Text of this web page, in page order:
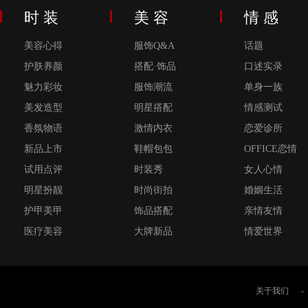
时 装
美容心得
护肤养颜
魅力彩妆
美发造型
香氛物语
新品上市
试用点评
明星扮靓
护甲美甲
医疗美容
美 容
服饰Q&A
搭配·饰品
服饰潮流
明星搭配
激情内衣
鞋帽包包
时装秀
时尚街拍
饰品搭配
大牌新品
情 感
话题
口述实录
单身一族
情感测试
恋爱诊所
OFFICE恋情
女人心情
婚姻生活
亲情友情
情爱世界
关于我们 -